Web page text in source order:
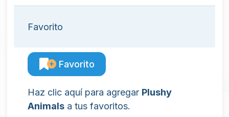
Favorito
Favorito
Haz clic aquí para agregar Plushy
Animals a tus favoritos.